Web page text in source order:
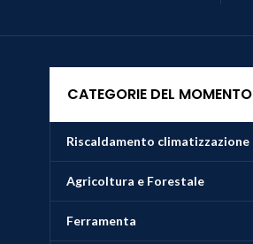
CATEGORIE DEL MOMENTO
Riscaldamento climatizzazione
Agricoltura e Forestale
Ferramenta